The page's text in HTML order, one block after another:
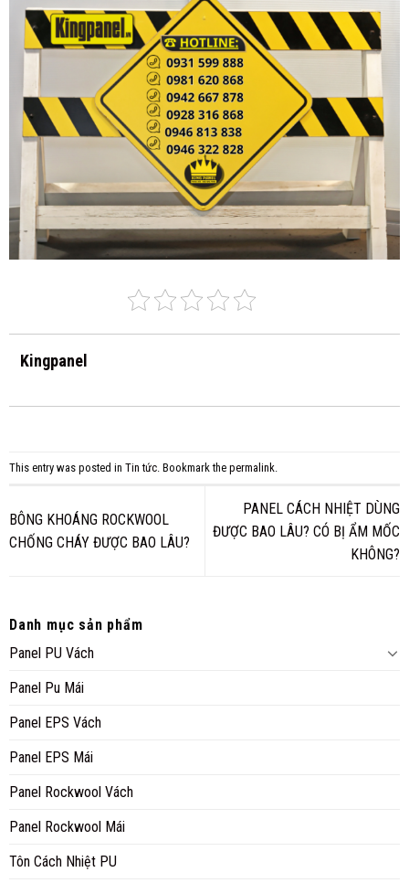
Kingpanel
This entry was posted in Tin tức . Bookmark the permalink
BÔNG KHOÁNG ROCKWOOL
CHỐNG CHÁY ĐƯỢC BAO LÂU?
PANEL CÁCH NHIỆT DÙNG
ĐƯỢC BAO LÂU? CÓ BỊ ẨM MỐC
KHÔNG?
Danh mục sản phẩm
Panel PU Vách
Panel Pu Mái
Panel EPS Vách
Panel EPS Mái
Panel Rockwool Vách
Panel Rockwool Mái
Tôn Cách Nhiệt PU